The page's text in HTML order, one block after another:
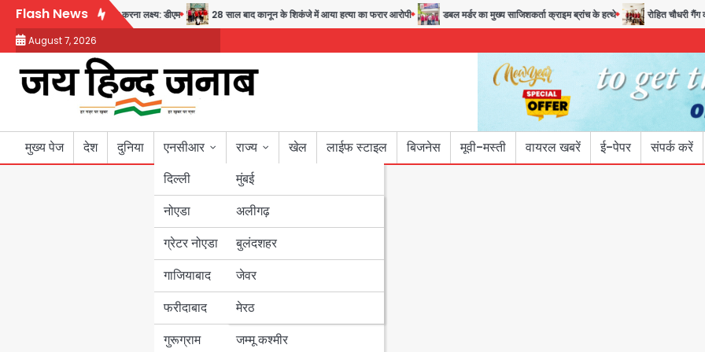
Skip
content
Flash News
अब पहला स्थान हासिल करना लक्ष्य: डीएम 28 साल बाद कानून के शिकंजे में आया हत्या का फरार आरोपी डबल मर्डर का मुख्य साजिशकर्ता क्राइम ब्रांच के हत्थे रोहित चौधरी गैंग का
August 7, 2026
मुख्य पेज देश दुनिया
एनसीआर
दिल्ली
नोएडा
ग्रेटर नोएडा
गाजियाबाद
फरीदाबाद
गुरूग्राम
राज्य
मुंबई
उत्तर प्रदेश
अलीगढ़
बुलंदशहर
जेवर
मेरठ
बिहार
पंजाब
हरियाणा
जम्मू कश्मीर
खेल लाईफ स्टाइल बिजनेस मूवी-मस्ती वायरल खबरें ई-पेपर संपर्क करें